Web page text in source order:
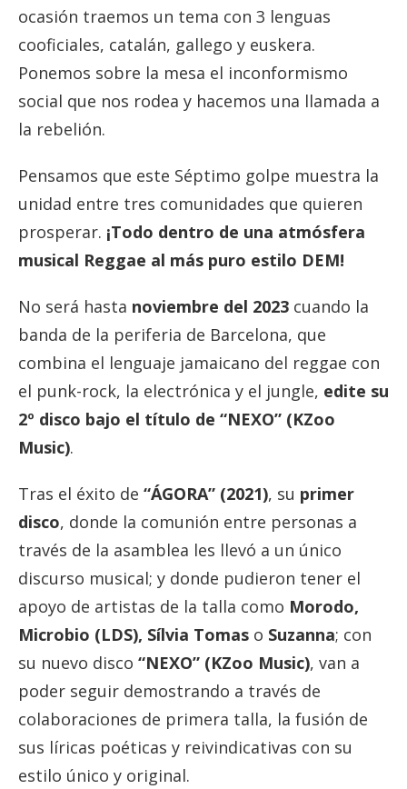
ocasión traemos un tema con 3 lenguas
cooficiales, catalán, gallego y euskera.
Ponemos sobre la mesa el inconformismo
social que nos rodea y hacemos una llamada a
la rebelión.
Pensamos que este Séptimo golpe muestra la
unidad entre tres comunidades que quieren
prosperar. ¡Todo dentro de una atmósfera
musical Reggae al más puro estilo DEM!
No será hasta noviembre del 2023 cuando la
banda de la periferia de Barcelona, que
combina el lenguaje jamaicano del reggae con
el punk-rock, la electrónica y el jungle, edite su
2º disco bajo el título de “NEXO” (KZoo
Music).
Tras el éxito de “ÁGORA” (2021), su primer
disco, donde la comunión entre personas a
través de la asamblea les llevó a un único
discurso musical; y donde pudieron tener el
apoyo de artistas de la talla como Morodo,
Microbio (LDS), Sílvia Tomas o Suzanna; con
su nuevo disco “NEXO” (KZoo Music), van a
poder seguir demostrando a través de
colaboraciones de primera talla, la fusión de
sus líricas poéticas y reivindicativas con su
estilo único y original.